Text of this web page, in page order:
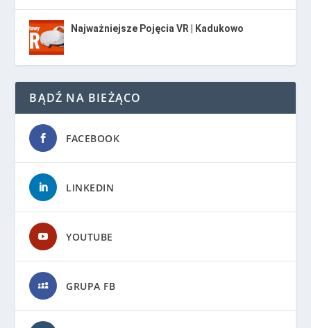
Najważniejsze Pojęcia VR | Kadukowo
BĄDŹ NA BIEŻĄCO
FACEBOOK
LINKEDIN
YOUTUBE
GRUPA FB